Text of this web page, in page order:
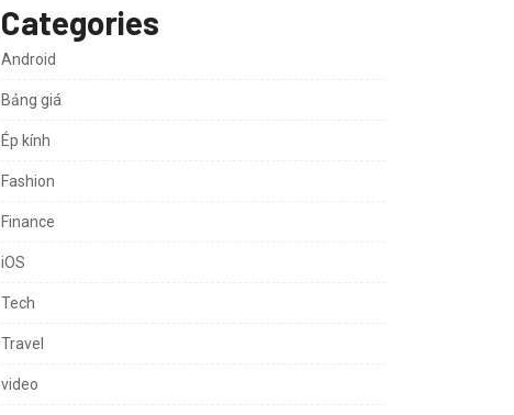
Categories
Android
Bảng giá
Ép kính
Fashion
Finance
iOS
Tech
Travel
video